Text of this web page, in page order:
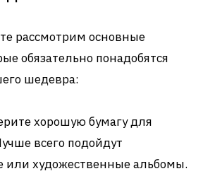
рассмотрим основные
обязательно понадобятся
шедевра:
хорошую бумагу для
всего подойдут
или художественные альбомы.